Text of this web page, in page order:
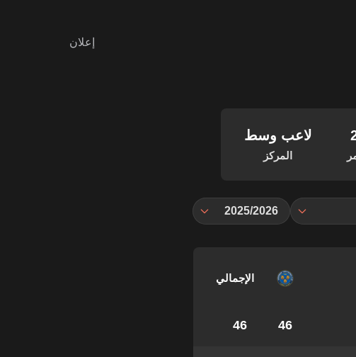
لاعب وسط
المركز
2025/2026
الإجمالي
46
46